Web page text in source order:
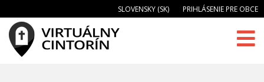
SLOVENSKY (SK) PRIHLÁSENIE PRE OBCE